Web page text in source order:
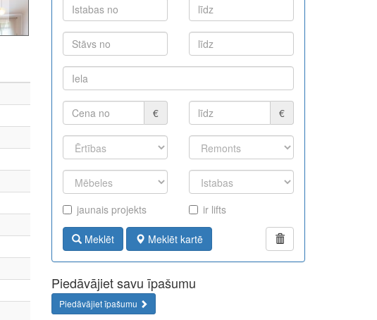
€ €
jaunais projekts ir lifts
Meklēt Meklēt kartē
Piedāvājiet savu īpašumu
Piedāvājiet īpašumu